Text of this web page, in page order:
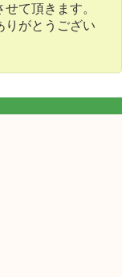
て頂きます。
りがとうござい